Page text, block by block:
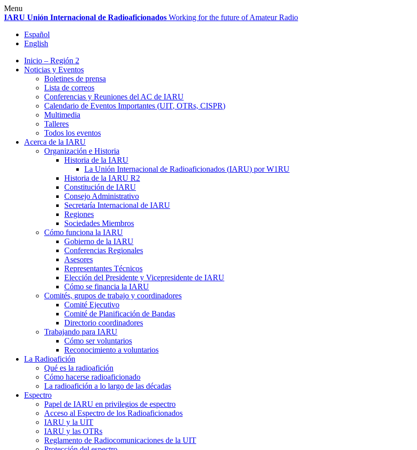
Skip
to
Menu
IARU Unión Internacional de Radioaficionados Working for the future of Amateur Radio
Español
English
Inicio – Región 2
Noticias y Eventos
Boletines de prensa
Lista de correos
Conferencias y Reuniones del AC de IARU
Calendario de Eventos Importantes (UIT, OTRs, CISPR)
Multimedia
Talleres
Todos los eventos
Acerca de la IARU
Organización e Historia
Historia de la IARU
La Unión Internacional de Radioaficionados (IARU) porW1RU
Historia de la IARU R2
Constitución de IARU
Consejo Administrativo
Secretaría Internacional de IARU
Regiones
Sociedades Miembros
Cómo funciona la IARU
Gobierno de la IARU
Conferencias Regionales
Asesores
Representantes Técnicos
Elección del Presidente y Vicepresidente de IARU
Cómo se financia la IARU
Comités, grupos de trabajo y coordinadores
Comité Ejecutivo
Comité de Planificación de Bandas
Directorio coordinadores
Trabajando para IARU
Cómo ser voluntarios
Reconocimiento a voluntarios
La Radioafición
Qué es la radioafición
Cómo hacerse radioaficionado
La radioafición a lo largo de las décadas
Espectro
Papel de IARU en privilegios de espectro
Acceso al Espectro de los Radioaficionados
IARU y la UIT
IARU y las OTRs
Reglamento de Radiocomunicaciones de la UIT